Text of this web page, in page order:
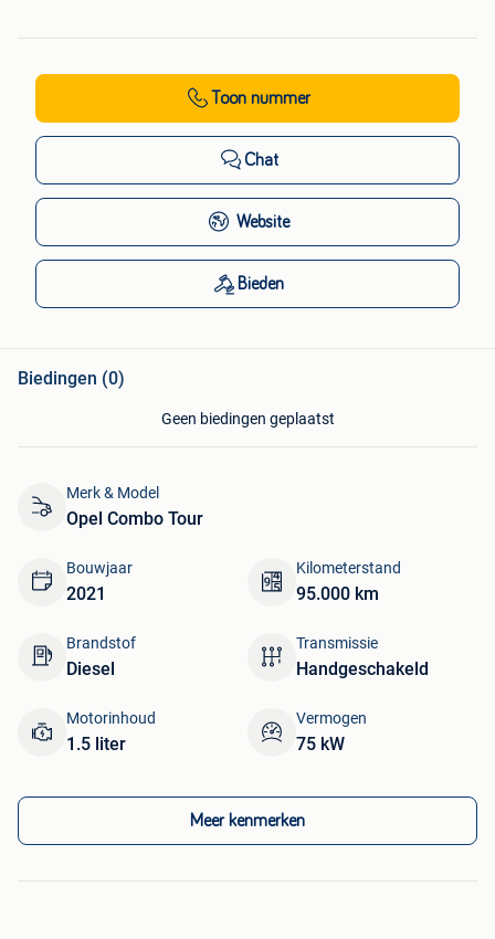
Merk & Model
Opel Combo Tour
Bouwjaar
2021
Kilometerstand
95.000 km
Brandstof
Diesel
Transmissie
Handgeschakeld
Motorinhoud
1.5 liter
Vermogen
75 kW
Meer kenmerken
Toon nummer
Chat
Website
Bieden
Biedingen (0)
Geen biedingen geplaatst